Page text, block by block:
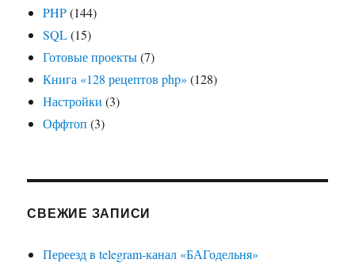
PHP(144)
SQL(15)
Готовые проекты(7)
Книга «128 рецептов php» (128)
Настройки (3)
Оффтоп (3)
СВЕЖИЕ ЗАПИСИ
Переезд в telegram-канал «БАГодельня»